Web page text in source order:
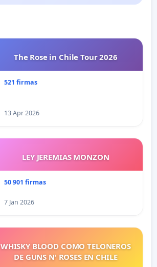
The Rose in Chile Tour 2026
521 firmas
13 Apr 2026
LEY JEREMIAS MONZON
50 901 firmas
7 Jan 2026
WHISKY BLOOD COMO TELONEROS
DE GUNS N' ROSES EN CHILE